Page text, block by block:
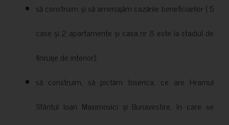
să construim și să amenajăm cazările beneficiarilor ( 5
case și 2 apartamente și casa nr 8 este la stadiul de
finisaje de interior);
să construim, să pictăm biserica, ce are Hramul
Sfântul Ioan Maximovici și Bunavestire, în care se